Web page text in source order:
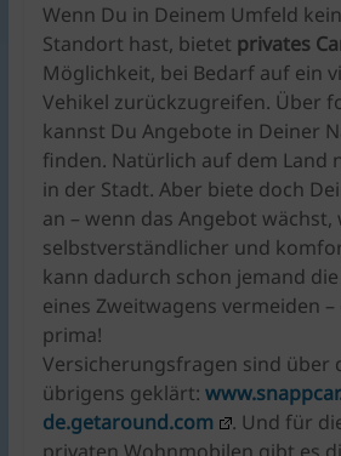
Wenn Du in Deinem Umfeld
Standort hast, bietet privates
Möglichkeit, bei Bedarf auf ein
Vehikel zurückzugreifen. Über
kannst Du Angebote in Deiner
finden. Natürlich auf dem Land
in der Stadt. Aber biete doch
an – wenn das Angebot wächst,
selbstverständlicher und
kann dadurch schon jemand
eines Zweitwagens vermeiden
prima!
Versicherungsfragen sind über
übrigens geklärt:
de.getaround.com
. Und für